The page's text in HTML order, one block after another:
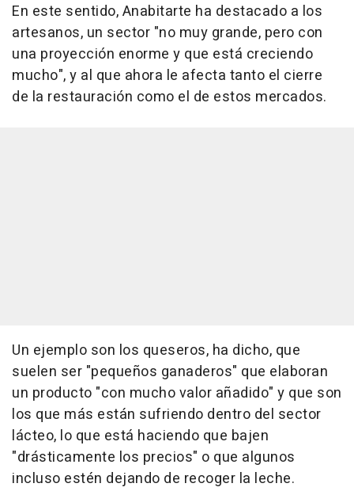
En este sentido, Anabitarte ha destacado a los
artesanos, un sector "no muy grande, pero con
una proyección enorme y que está creciendo
mucho", y al que ahora le afecta tanto el cierre
de la restauración como el de estos mercados.
Un ejemplo son los queseros, ha dicho, que
suelen ser "pequeños ganaderos" que elaboran
un producto "con mucho valor añadido" y que son
los que más están sufriendo dentro del sector
lácteo, lo que está haciendo que bajen
"drásticamente los precios" o que algunos
incluso estén dejando de recoger la leche.